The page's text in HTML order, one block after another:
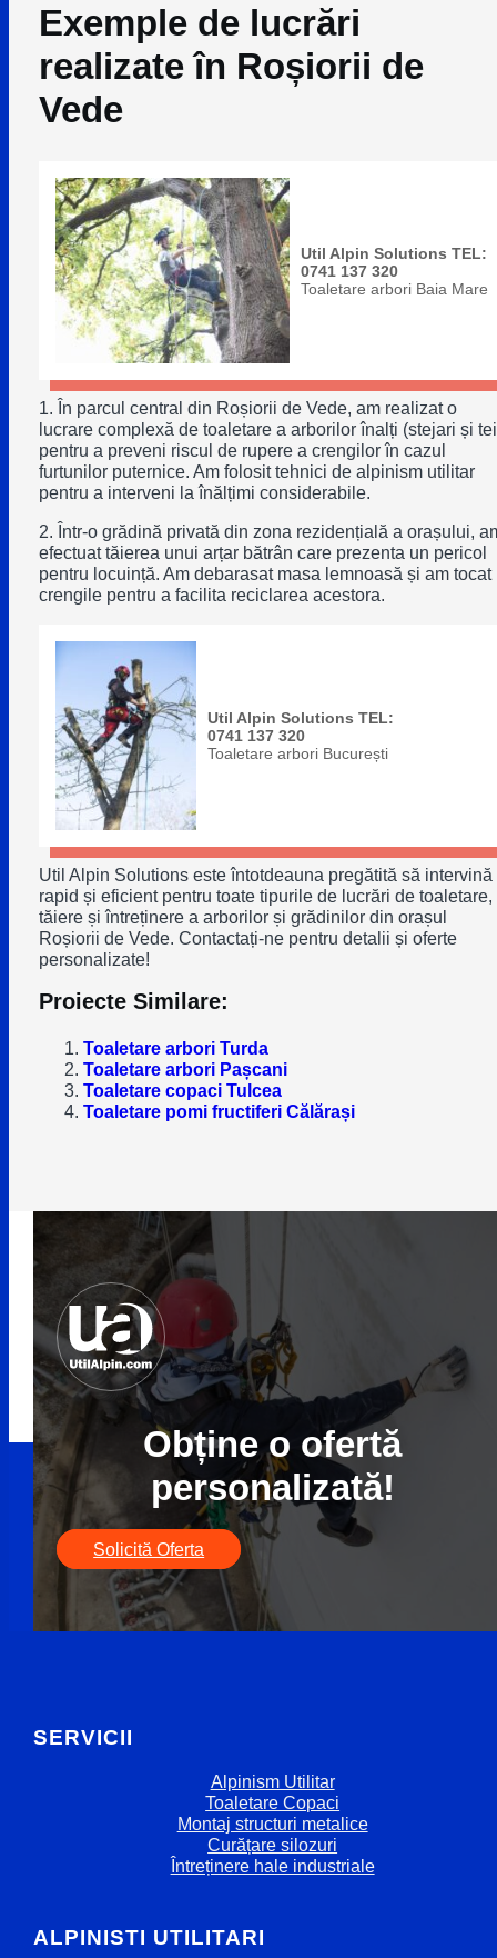
Exemple de lucrări
realizate în Roșiorii de
Vede
Util Alpin Solutions TEL:
0741 137 320
Toaletare arbori Baia Mare
1. În parcul central din Roșiorii de Vede, am realizat o
lucrare complexă de toaletare a arborilor înalți (stejari și
pentru a preveni riscul de rupere a crengilor în cazul
furtunilor puternice. Am folosit tehnici de alpinism utilitar
pentru a interveni la înălțimi considerabile.
2. Într-o grădină privată din zona rezidențială a orașului,
efectuat tăierea unui arțar bătrân care prezenta un pericol
pentru locuință. Am debarasat masa lemnoasă și am tocat
crengile pentru a facilita reciclarea acestora.
Util Alpin Solutions TEL:
0741 137 320
Toaletare arbori București
Util Alpin Solutions este întotdeauna pregătită să intervină
rapid și eficient pentru toate tipurile de lucrări de toaletare,
tăiere și întreținere a arborilor și grădinilor din orașul
Roșiorii de Vede. Contactați-ne pentru detalii și oferte
personalizate!
Proiecte Similare:
Toaletare arbori Turda
Toaletare arbori Pașcani
Toaletare copaci Tulcea
Toaletare pomi fructiferi Călărași
Obține o ofertă
personalizată!
Solicită Oferta
SERVICII
Alpinism Utilitar
Toaletare Copaci
Montaj structuri metalice
Curățare silozuri
Întreținere hale industriale
ALPINISTI UTILITARI